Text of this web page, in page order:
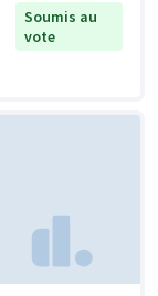
Soumis au
vote